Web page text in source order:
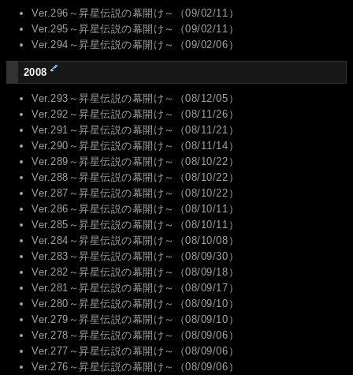
Ver.296～昇星伝説の幕開け～（09/02/11）
Ver.295～昇星伝説の幕開け～（09/02/11）
Ver.294～昇星伝説の幕開け～（09/02/06）
2008
Ver.293～昇星伝説の幕開け～（08/12/05）
Ver.292～昇星伝説の幕開け～（08/11/26）
Ver.291～昇星伝説の幕開け～（08/11/21）
Ver.290～昇星伝説の幕開け～（08/11/14）
Ver.289～昇星伝説の幕開け～（08/10/22）
Ver.288～昇星伝説の幕開け～（08/10/22）
Ver.287～昇星伝説の幕開け～（08/10/22）
Ver.286～昇星伝説の幕開け～（08/10/11）
Ver.285～昇星伝説の幕開け～（08/10/11）
Ver.284～昇星伝説の幕開け～（08/10/08）
Ver.283～昇星伝説の幕開け～（08/09/30）
Ver.282～昇星伝説の幕開け～（08/09/18）
Ver.281～昇星伝説の幕開け～（08/09/17）
Ver.280～昇星伝説の幕開け～（08/09/10）
Ver.279～昇星伝説の幕開け～（08/09/10）
Ver.278～昇星伝説の幕開け～（08/09/06）
Ver.277～昇星伝説の幕開け～（08/09/06）
Ver.276～昇星伝説の幕開け～（08/09/06）